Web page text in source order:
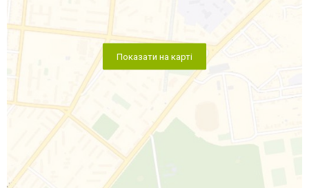
Показати на карті